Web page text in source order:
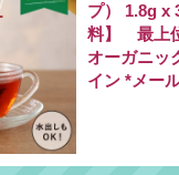
プ） 1.8g x
料】 最上
オーガニッ
イン *メー